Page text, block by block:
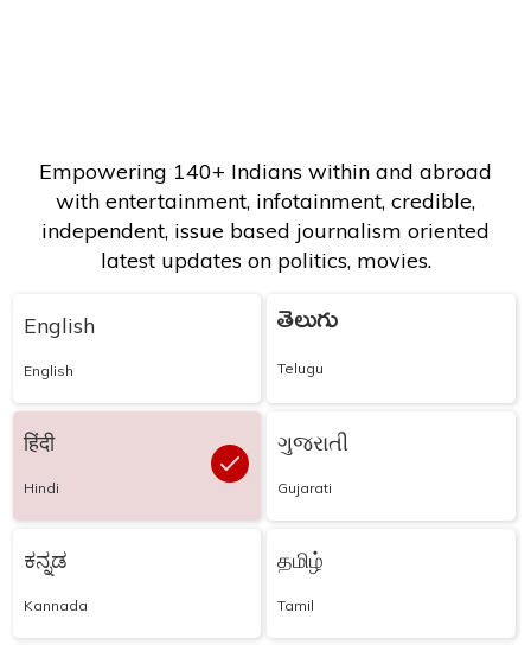
Empowering 140+ Indians within and abroad
with entertainment, infotainment, credible,
independent, issue based journalism oriented
latest updates on politics, movies.
English
English
తెలుగు
Telugu
हिंदी
Hindi
ગુજરાતી
Gujarati
ಕನ್ನಡ
Kannada
தமிழ்
Tamil